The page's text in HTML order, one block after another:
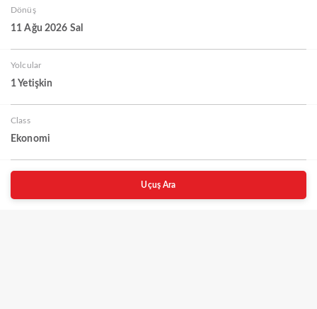
Dönüş
11 Ağu 2026 Sal
Yolcular
1 Yetişkin
Class
Ekonomi
Uçuş Ara